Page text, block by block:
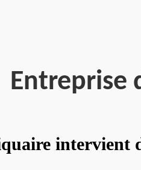
Entreprise
intervient